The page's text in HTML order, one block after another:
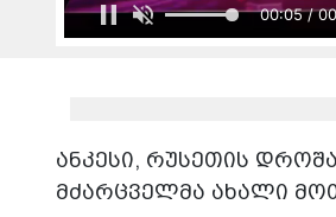
00:05 /
ანკესი, რუსეთის
მძარცველმა ახალი